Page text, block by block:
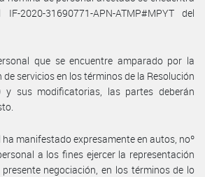
31690771-APN-ATMP#MPYT del
que se encuentre amparado por la
servicios en los términos de la Resolución
y sus modificatorias, las partes deberán
manifestado expresamente en autos, noº
a los fines ejercer la representación
negociación, en los términos de lo